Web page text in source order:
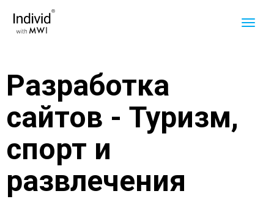
Разработка
сайтов - Туризм,
спорт и
развлечения